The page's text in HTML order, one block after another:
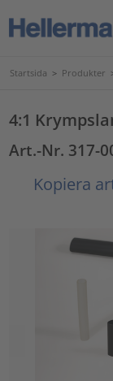
Startsida > Produkter
4:1
Art.-Nr. 317-
Kopiera